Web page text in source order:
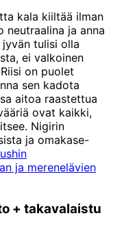
kala kiiltää ilman
neutraalina ja anna
tulisi olla
ei valkoinen
on puolet
sen kadota
aitoa raastettua
ovat kaikki,
Nigirin
ja omakase-
ja merenelävien
+ takavalaistu